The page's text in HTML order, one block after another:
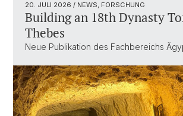
20. JULI 2026 / NEWS, FORSCHUNG
Building an 18th Dynasty
Thebes
Neue Publikation des Fachbereichs